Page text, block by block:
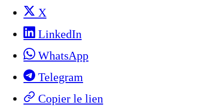
X
LinkedIn
WhatsApp
Telegram
Copier le lien